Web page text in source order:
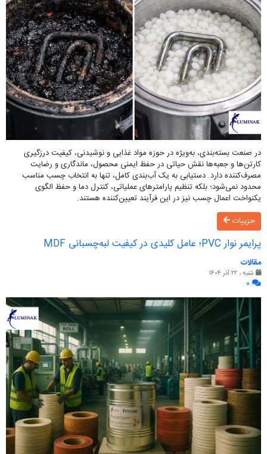
در صنعت بسته‌بندی، به‌ویژه در حوزه مواد غذایی و نوشیدنی، کیفیت درزگیری
کارتن‌ها و جعبه‌ها نقش حیاتی در حفظ ایمنی محصول، ماندگاری و رضایت
مصرف‌کننده دارد. دستیابی به یک آب‌بندی کامل، تنها به انتخاب چسب مناسب
محدود نمی‌شود؛ بلکه تنظیم پارامترهای عملیاتی، کنترل دما و حفظ الگوی
یکنواخت اعمال چسب نیز در این فرآیند تعیین‌کننده هستند.
جزییات
پرایمر نوار PVC؛ عامل کلیدی در کیفیت لبه‌چسبانی MDF
مقالات
شنبه ، ۲۲ آذر ۱۴۰۴
۰